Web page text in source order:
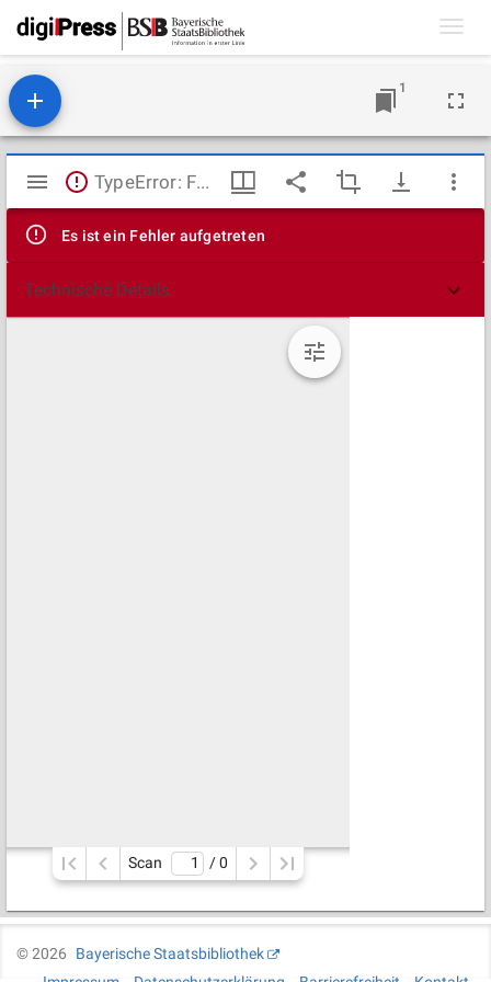
1
Mirador
Viewer
TypeError: Failed to fetch
Es ist ein Fehler aufgetreten
Technische Details
Scan / 0
©2026
Bayerische Staatsbibliothek